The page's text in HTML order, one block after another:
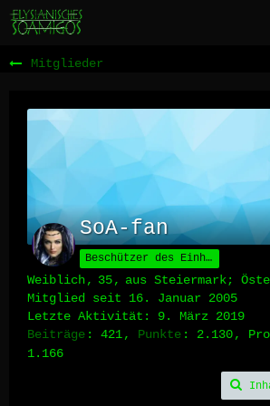
Mitglieder
SoA-fan
Beschützer des Einhorns
Weiblich 35
aus Steiermark;
Mitglied seit 16. Januar 2005
Letzte Aktivität: 9. März 2019
Beiträge
421 Punkte 2.130
1.166